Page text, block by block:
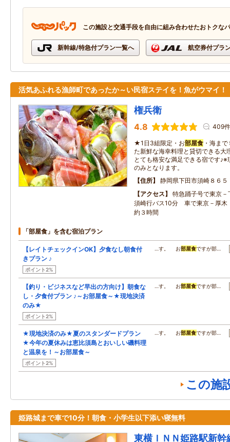
この施設と交通手段を自由に組み合わせたおトクな
新幹線/特急付プラン一覧へ 航空券付プラ
活気あふれる漁師町であったか～い民宿ステイを！魚がウマイ！
権兵衛
4.8 409件
★1日3組限定・お部屋食 ・海ま
た新鮮な海幸料理と貸切できる大
とても格安な満足できる宿です
のみとなります。
住所
静岡県下田市須崎８６５
アクセス
特急踊子号で東京
須崎行バス10分 車で東京－厚木
約３時間
「部屋食」を含む宿泊プラン
【レイトチェックインOK】夕食なし朝食付
きプラン ♪
ポイント2%
…す。 お部屋食ですが部…
【釣り・ビジネスなど早出の方向け】朝食な
し・夕食付プラン ♪～お部屋食～★現地決済
のみ★
ポイント2%
…す。 お部屋食ですが部…
★現地決済のみ★夏のスタンダードプラン
★今年の夏休みは恵比須島とおいしい磯料理
と温泉を！～お部屋食～
ポイント2%
…す。 お部屋食ですが部…
この施
姫路城まで車で10分！朝食・小学生以下添い寝無料
東横ＩＮＮ姫路駅新幹